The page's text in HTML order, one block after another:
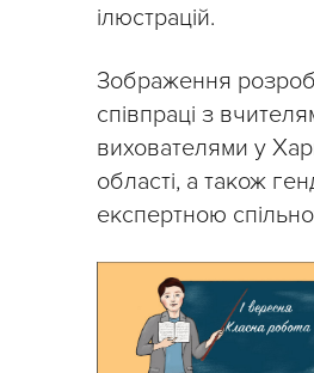
ілюстрацій.
Зображення
співпраці з
вихователями у
області, а також
експертною